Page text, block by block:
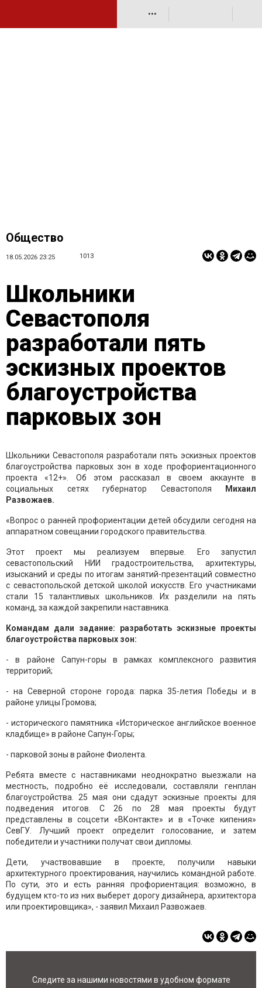
•••
Общество
18.05.2026 23:25 1013
Школьники
Севастополя
разработали пять
эскизных проектов
благоустройства
парковых зон
Школьники Севастополя разработали пять эскизных проектов
благоустройства парковых зон в ходе профориентационного
проекта «12+». Об этом рассказал в своем аккаунте в
социальных сетях губернатор Севастополя
Михаил
Развожаев.
«Вопрос о ранней профориентации детей обсудили сегодня на
аппаратном совещании городского правительства.
Этот проект мы реализуем впервые. Его запустил
севастопольский НИИ градостроительства, архитектуры,
изысканий и среды по итогам занятий-презентаций совместно
с севастопольской детской школой искусств. Его участниками
стали 15 талантливых школьников. Их разделили на пять
команд, за каждой закрепили наставника.
Командам дали задание: разработать эскизные проекты
благоустройства парковых зон:
- в районе Сапун-горы в рамках комплексного развития
территорий;
- на Северной стороне города: парка 35-летия Победы и в
районе улицы Громова;
- исторического памятника «Историческое английское военное
кладбище» в районе Сапун-Горы;
- парковой зоны в районе Фиолента.
Ребята вместе с наставниками неоднократно выезжали на
местность, подробно её исследовали, составляли генплан
благоустройства. 25 мая они сдадут эскизные проекты для
подведения итогов. С 26 по 28 мая проекты будут
представлены в соцсети «ВКонтакте» и в «Точке кипения»
СевГУ. Лучший проект определит голосование, и затем
победители и участники получат свои дипломы.
Дети, участвовавшие в проекте, получили навыки
архитектурного проектирования, научились командной работе.
По сути, это и есть ранняя профориентация: возможно, в
будущем кто-то из них выберет дорогу дизайнера, архитектора
или проектировщика», - заявил Михаил Развожаев.
Следите за нашими новостями в удобном формате